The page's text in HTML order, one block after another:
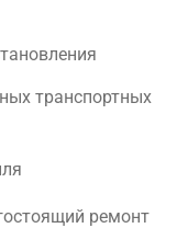
транспортных
ремонт